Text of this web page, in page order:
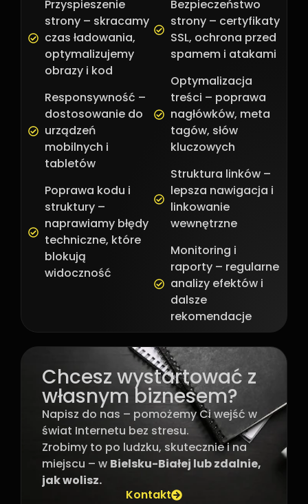
Przyspieszenie
strony – skracamy
czas ładowania,
optymalizujemy
obrazy i kod
Responsywność –
dostosowanie do
urządzeń
mobilnych i
tabletów
Poprawa kodu i
struktury –
naprawiamy błędy
techniczne, które
blokują
widoczność
Bezpieczeństwo
strony – certyfikaty
SSL, ochrona przed
spamem i atakami
Optymalizacja
treści – poprawa
nagłówków, meta
tagów, słów
kluczowych
Struktura linków –
lepsza nawigacja i
linkowanie
wewnętrzne
Monitoring i
raporty – regularne
analizy efektów i
dalsze
rekomendacje
Chcesz wystartować z
własnym biznesem?
Napisz do nas – pomożemy Ci wejść w
świat Internetu bez stresu.
Zrobimy to po ludzku, skutecznie i na
miejscu – w Bielsku-Białej lub zdalnie,
jak wolisz.
Kontakt